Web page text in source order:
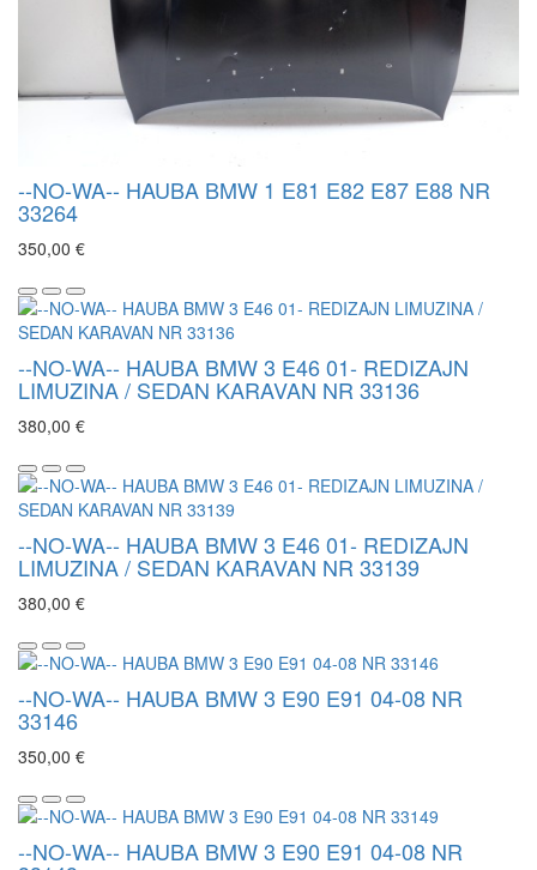
--NO-WA-- HAUBA BMW 1 E81 E82 E87 E88 NR
33264
350,00 €
--NO-WA-- HAUBA BMW 3 E46 01- REDIZAJN
LIMUZINA / SEDAN KARAVAN NR 33136
380,00 €
--NO-WA-- HAUBA BMW 3 E46 01- REDIZAJN
LIMUZINA / SEDAN KARAVAN NR 33139
380,00 €
--NO-WA-- HAUBA BMW 3 E90 E91 04-08 NR
33146
350,00 €
--NO-WA-- HAUBA BMW 3 E90 E91 04-08 NR